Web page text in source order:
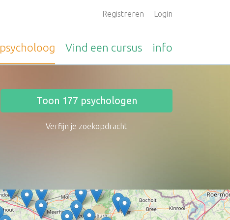
Registreren Login
psycholoog Vind een cursus info
Toon 177 psychologen
Verfijn je zoekopdracht